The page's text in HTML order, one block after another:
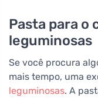
Pasta para o
leguminosas
Se você procura
mais tempo, uma
leguminosas. A